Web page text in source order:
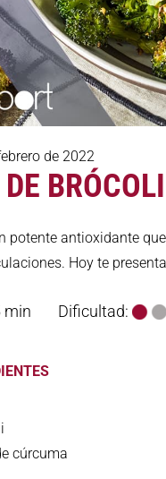
de 2022
potente antioxidante
Hoy te
min Dificultad:
cúrcuma